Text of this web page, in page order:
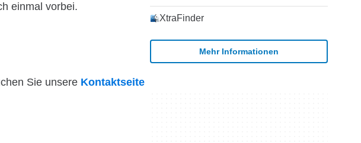
einmal vorbei.
Sie unsere Kontaktseite
XtraFinder
Mehr Informationen